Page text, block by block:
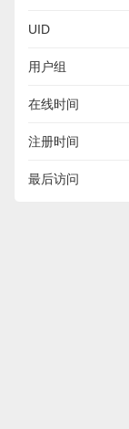
UID
用户组
在线时间
注册时间
最后访问